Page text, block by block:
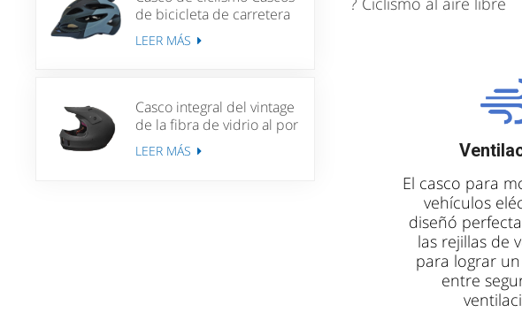
de bicicleta de carretera
de carrera para hombres
Mujeres MTB Casco de
LEER MÁS
Casco integral del vintage
de la fibra de vidrio al por
mayor para los cascos de
Moto de la vespa
LEER MÁS
El casco para
vehículos
diseñó
las rejillas de
para lograr
entre